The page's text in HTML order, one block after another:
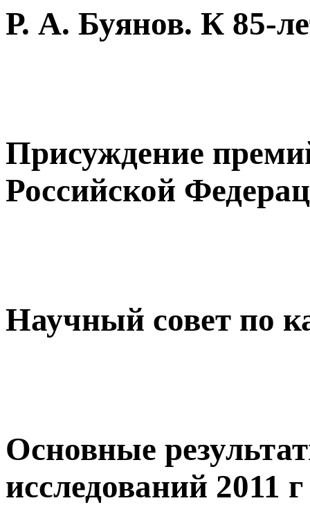
Р. А. Буянов. К 85-
Присуждение
Российской
Научный совет по
Основные
исследований 2011 г